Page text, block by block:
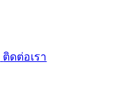
ติดต่อเรา